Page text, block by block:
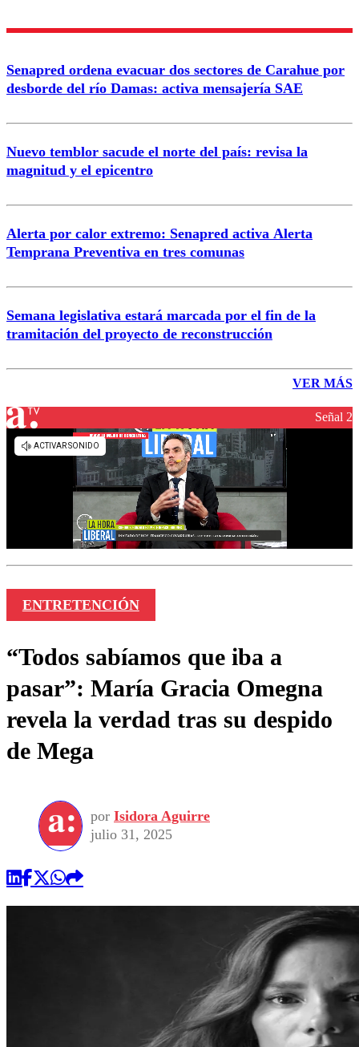
Enviar comentario
Senapred ordena evacuar dos sectores de Carahue por
desborde del río Damas: activa mensajería SAE
Nuevo temblor sacude el norte del país: revisa la
magnitud y el epicentro
Alerta por calor extremo: Senapred activa Alerta
Temprana Preventiva en tres comunas
Semana legislativa estará marcada por el fin de la
tramitación del proyecto de reconstrucción
VER MÁS
Señal 2
ENTRETENCIÓN
“Todos sabíamos que iba a
pasar”: María Gracia Omegna
revela la verdad tras su despido
de Mega
por Isidora Aguirre
julio 31, 2025